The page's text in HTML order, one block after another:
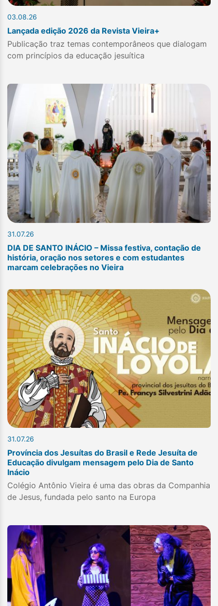
03.08.26
Lançada edição 2026 da Revista Vieira+
Publicação traz temas contemporâneos que dialogam
com princípios da educação jesuítica
31.07.26
DIA DE SANTO INÁCIO – Missa festiva, contação de
história, oração nos setores e com estudantes
marcam celebrações no Vieira
31.07.26
Província dos Jesuítas do Brasil e Rede Jesuíta de
Educação divulgam mensagem pelo Dia de Santo
Inácio
Colégio Antônio Vieira é uma das obras da Companhia
de Jesus, fundada pelo santo na Europa